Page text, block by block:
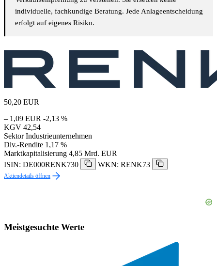
individuelle, fachkundige Beratung. Jede Anlageentscheidung
erfolgt auf eigenes Risiko.
50,20 EUR
– 1,09 EUR -2,13 %
KGV 42,54
Sektor Industrieunternehmen
Div.-Rendite 1,17 %
Marktkapitalisierung 4,85 Mrd. EUR
ISIN: DE000RENK730
WKN: RENK73
Aktiendetails öffnen
Meistgesuchte Werte